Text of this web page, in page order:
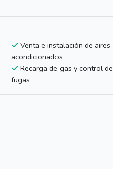
Venta e instalación de aires
acondicionados
Recarga de gas y control de
fugas